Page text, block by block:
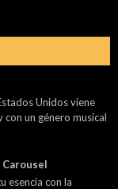
Unidos viene
un género musical
esencia con la